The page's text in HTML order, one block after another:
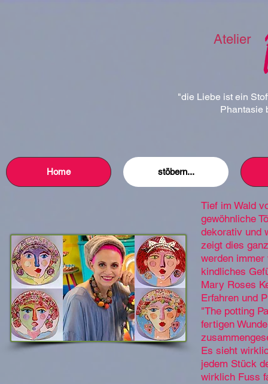
Atelier
"die Liebe ist ein
Phantasie
Home stöbern...
Tief im Wald
gewöhnliche
dekorativ und
zeigt dies
werden
kindliches
Mary Roses
Erfahren und
"The potting
fertigen
Es sieht
jedem Stück
wirklich Fuss